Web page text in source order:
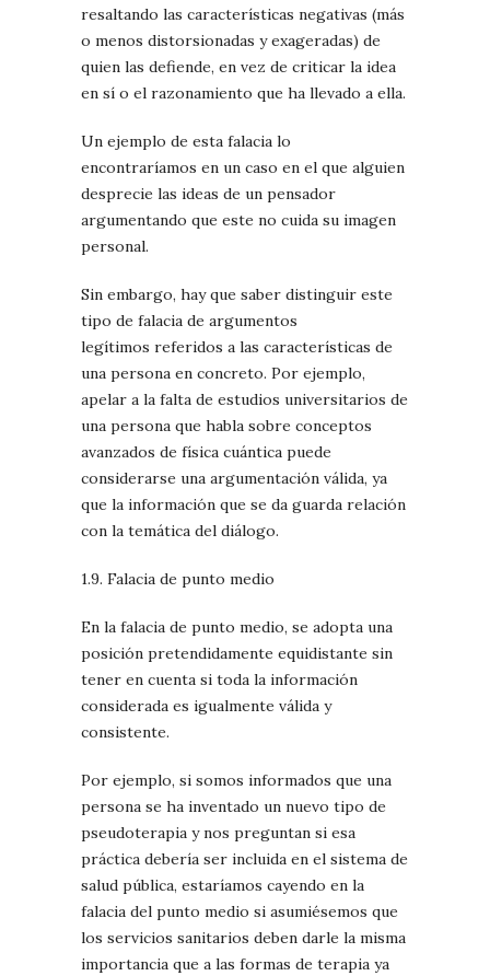
resaltando las características negativas (más
o menos distorsionadas y exageradas) de
quien las defiende, en vez de criticar la idea
en sí o el razonamiento que ha llevado a ella.
Un ejemplo de esta falacia lo
encontraríamos en un caso en el que alguien
desprecie las ideas de un pensador
argumentando que este no cuida su imagen
personal.
Sin embargo, hay que saber distinguir este
tipo de falacia de argumentos
legítimos referidos a las características de
una persona en concreto. Por ejemplo,
apelar a la falta de estudios universitarios de
una persona que habla sobre conceptos
avanzados de física cuántica puede
considerarse una argumentación válida, ya
que la información que se da guarda relación
con la temática del diálogo.
1.9. Falacia de punto medio
En la falacia de punto medio, se adopta una
posición pretendidamente equidistante sin
tener en cuenta si toda la información
considerada es igualmente válida y
consistente.
Por ejemplo, si somos informados que una
persona se ha inventado un nuevo tipo de
pseudoterapia y nos preguntan si esa
práctica debería ser incluida en el sistema de
salud pública, estaríamos cayendo en la
falacia del punto medio si asumiésemos que
los servicios sanitarios deben darle la misma
importancia que a las formas de terapia ya